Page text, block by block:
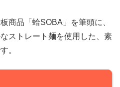
商品「蛤SOBA」を筆頭に、
ストレート麺を使用した、素
。